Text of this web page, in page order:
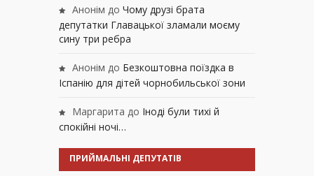
Анонім до Чому друзі брата
депутатки Главацької зламали моєму
сину три ребра
Анонім до Безкоштовна поїздка в
Іспанію для дітей чорнобильської зони
Маргарита до Іноді були тихі й
спокійні ночі…
ПРИЙМАЛЬНІ ДЕПУТАТІВ